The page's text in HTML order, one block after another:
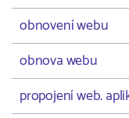
obnovení webu
obnova webu
propojení web.